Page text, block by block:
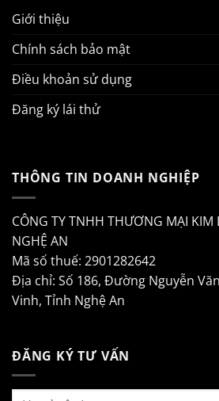
Giới thiệu
Chính sách bảo mật
Điều khoản sử dụng
Đăng ký lái thử
THÔNG TIN DOANH NGHIỆP
CÔNG TY TNHH THƯƠNG MẠI KIM
NGHỆ AN
Mã số thuế: 2901282642
Địa chỉ: Số 186, Đường Nguyễn
Vinh, Tỉnh Nghệ An
ĐĂNG KÝ TƯ VẤN